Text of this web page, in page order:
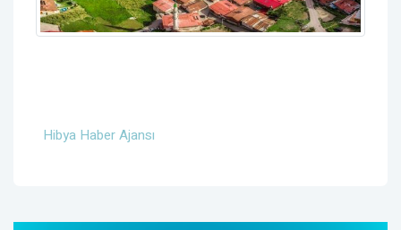
Hibya Haber Ajansı